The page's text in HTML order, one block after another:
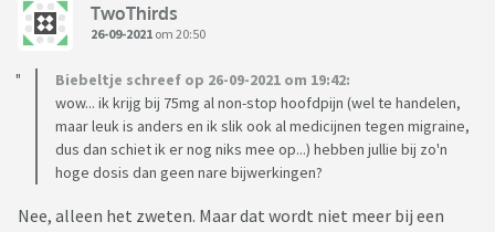
TwoThirds
26-09-2021 om 20:50
Biebeltje schreef op 26-09-2021 om 19:42:
wow... ik krijg bij 75mg al non-stop hoofdpijn (wel te handelen,
maar leuk is anders en ik slik ook al medicijnen tegen migraine,
dus dan schiet ik er nog niks mee op...) hebben jullie bij zo'n
hoge dosis dan geen nare bijwerkingen?
Nee, alleen het zweten. Maar dat wordt niet meer bij een